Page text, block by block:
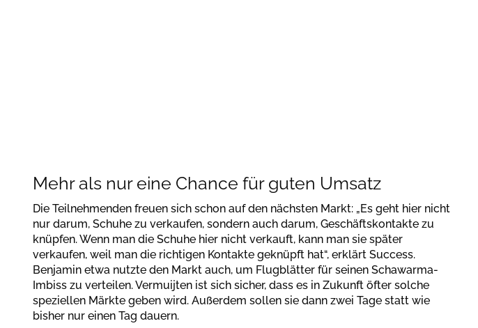
Mehr als nur eine Chance für guten Umsatz
Die Teilnehmenden freuen sich schon auf den nächsten Markt: „Es geht hier nicht
nur darum, Schuhe zu verkaufen, sondern auch darum, Geschäftskontakte zu
knüpfen. Wenn man die Schuhe hier nicht verkauft, kann man sie später
verkaufen, weil man die richtigen Kontakte geknüpft hat“, erklärt Success.
Benjamin etwa nutzte den Markt auch, um Flugblätter für seinen Schawarma-
Imbiss zu verteilen. Vermuijten ist sich sicher, dass es in Zukunft öfter solche
speziellen Märkte geben wird. Außerdem sollen sie dann zwei Tage statt wie
bisher nur einen Tag dauern.